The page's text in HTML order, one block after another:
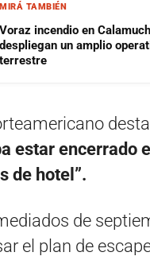
MIRÁ TAMBIÉN
Voraz incendio en
despliegan un amplio
terrestre
estar encerrado
de hotel”.
de
el plan de